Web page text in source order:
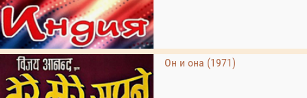
Он и она (1971)